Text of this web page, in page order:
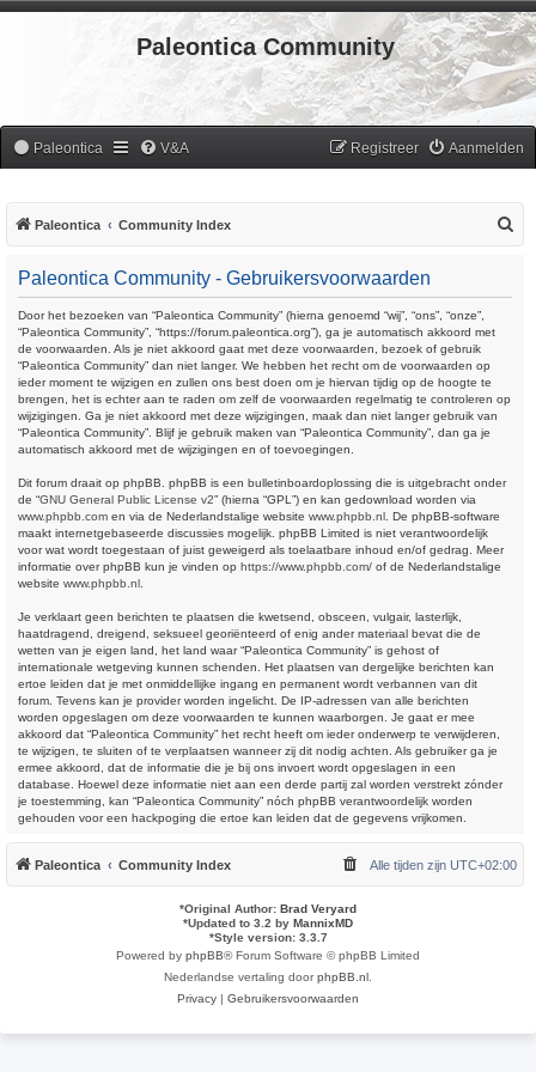
Paleontica Community
Paleontica V&A Aanmelden
Registreer
Paleontica Community Index
Paleontica Community - Gebruikersvoorwaarden
Door het bezoeken van “Paleontica Community” (hierna genoemd “wij”, “ons”, “onze”,
“Paleontica Community”, “https://forum.paleontica.org”), ga je automatisch akkoord met
de voorwaarden. Als je niet akkoord gaat met deze voorwaarden, bezoek of gebruik
“Paleontica Community” dan niet langer. We hebben het recht om de voorwaarden op
ieder moment te wijzigen en zullen ons best doen om je hiervan tijdig op de hoogte te
brengen, het is echter aan te raden om zelf de voorwaarden regelmatig te controleren op
wijzigingen. Ga je niet akkoord met deze wijzigingen, maak dan niet langer gebruik van
“Paleontica Community”. Blijf je gebruik maken van “Paleontica Community”, dan ga je
automatisch akkoord met de wijzigingen en of toevoegingen.
Dit forum draait op phpBB. phpBB is een bulletinboardoplossing die is uitgebracht onder
de “GNU General Public License v2” (hierna “GPL”) en kan gedownload worden via
www.phpbb.com en via de Nederlandstalige website www.phpbb.nl . De phpBB-software
maakt internetgebaseerde discussies mogelijk. phpBB Limited is niet verantwoordelijk
voor wat wordt toegestaan of juist geweigerd als toelaatbare inhoud en/of gedrag. Meer
informatie over phpBB kun je vinden op https://www.phpbb.com/ of de Nederlandstalige
website www.phpbb.nl
Je verklaart geen berichten te plaatsen die kwetsend, obsceen, vulgair, lasterlijk,
haatdragend, dreigend, seksueel georiënteerd of enig ander materiaal bevat die de
wetten van je eigen land, het land waar “Paleontica Community” is gehost of
internationale wetgeving kunnen schenden. Het plaatsen van dergelijke berichten kan
ertoe leiden dat je met onmiddellijke ingang en permanent wordt verbannen van dit
forum. Tevens kan je provider worden ingelicht. De IP-adressen van alle berichten
worden opgeslagen om deze voorwaarden te kunnen waarborgen. Je gaat er mee
akkoord dat “Paleontica Community” het recht heeft om ieder onderwerp te verwijderen,
te wijzigen, te sluiten of te verplaatsen wanneer zij dit nodig achten. Als gebruiker ga je
ermee akkoord, dat de informatie die je bij ons invoert wordt opgeslagen in een
database. Hoewel deze informatie niet aan een derde partij zal worden verstrekt zónder
je toestemming, kan “Paleontica Community” nóch phpBB verantwoordelijk worden
gehouden voor een hackpoging die ertoe kan leiden dat de gegevens vrijkomen.
Paleontica Community Index Alle tijden zijn UTC+02:00
*Original Author: Brad Veryard
*Updated to 3.2 by MannixMD
*Style version: 3.3.7
Powered by phpBB® Forum Software © phpBB Limited
Nederlandse vertaling doorphpBB.nl
Privacy | Gebruikersvoorwaarden